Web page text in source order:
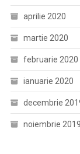
aprilie 2020
martie 2020
februarie 2020
ianuarie 2020
decembrie
noiembrie 2019